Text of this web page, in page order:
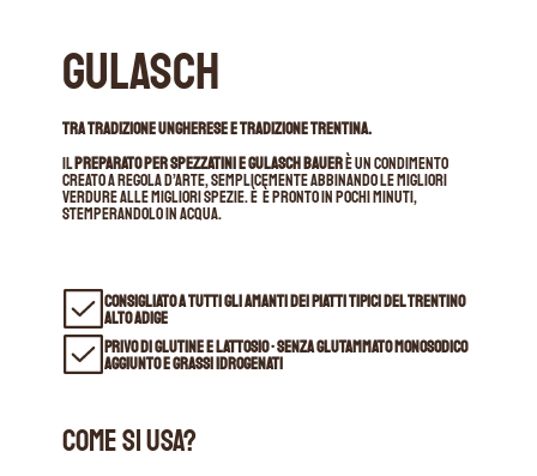
Gulasch
TRA TRADIZIONE UNGHERESE E TRADIZIONE TRENTINA.
Ilpreparato per spezzatini e gulasch bauerè un condimento
creato a regola d’arte, semplicemente abbinando le migliori
verdure alle migliori spezie. È è pronto in pochi minuti,
stemperandolo in acqua.
CONSIGLIATO A TUTTI GLI AMANTI DEI PIATTI TIPICI DEL TRENTINO
ALTO ADIGE
PRIVO DI GLUTINE E LATTOSIO • SENZA GLUTAMMATO MONOSODICO
AGGIUNTO E GRASSI IDROGENATI
COME SI USA?